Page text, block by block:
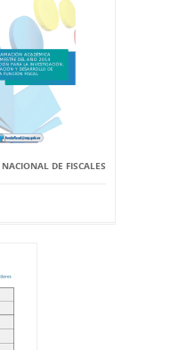
DE FISCALES